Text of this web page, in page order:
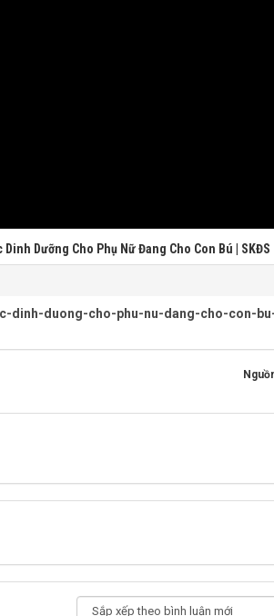
Dinh Dưỡng Cho Phụ Nữ Đang Cho Con Bú | SKĐS
dinh-duong-cho-phu-nu-dang-cho-con-